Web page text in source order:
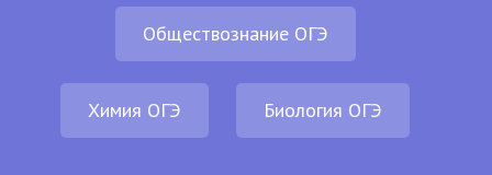
Обществознание ОГЭ
Химия ОГЭ Биология ОГЭ